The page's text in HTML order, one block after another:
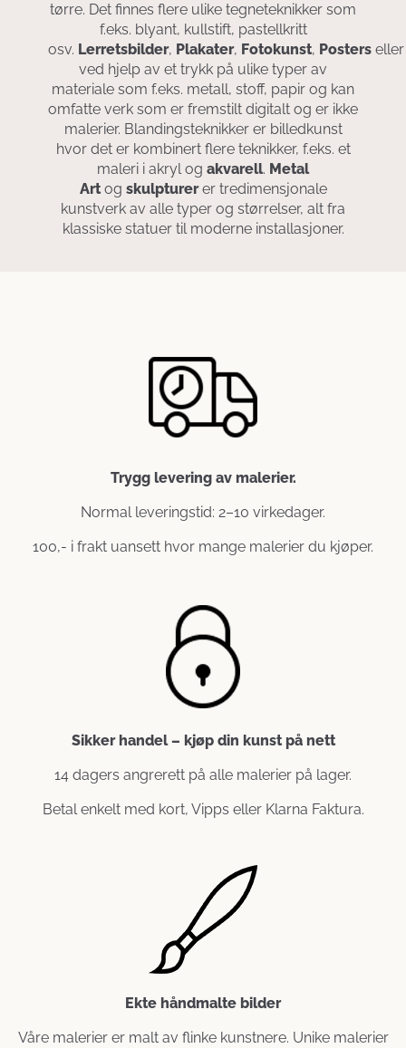
tørre. Det finnes flere ulike tegneteknikker som
f.eks. blyant, kullstift, pastellkritt
osv. Lerretsbilder, Plakater, Fotokunst, Posters
ved hjelp av et trykk på ulike typer av
materiale som f.eks. metall, stoff, papir og kan
omfatte verk som er fremstilt digitalt og er ikke
malerier. Blandingsteknikker er billedkunst
hvor det er kombinert flere teknikker, f.eks. et
maleri i akryl og akvarell. Metal
Artog skulpturerer tredimensjonale
kunstverk av alle typer og størrelser, alt fra
klassiske statuer til moderne installasjoner.
Trygg levering av malerier.
Normal leveringstid: 2–10 virkedager.
100,- i frakt uansett hvor mange malerier du kjøper.
Sikker handel – kjøp din kunst på nett
14 dagers angrerett på alle malerier på lager.
Betal enkelt med kort, Vipps eller Klarna Faktura.
Ekte håndmalte bilder
Våre malerier er malt av flinke kunstnere. Unike malerier